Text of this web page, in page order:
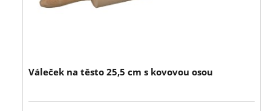
Váleček na těsto 25,5 cm s kovovou osou